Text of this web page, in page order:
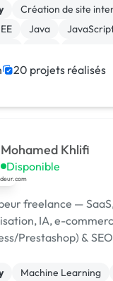
depuis plus de 20
Création de site
Java
et composants
20 projets réalisés
Mohamed Khlifi
Disponible
freelance —
IA, e-
Prestashop) & SEO
Machine Learning